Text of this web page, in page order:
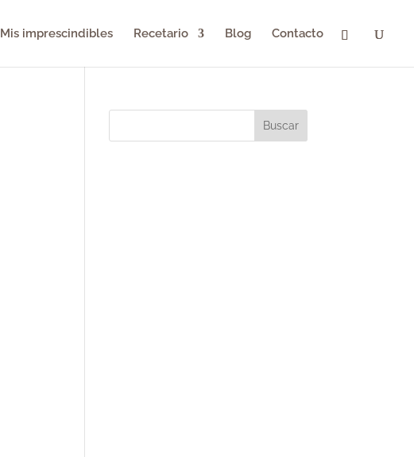
Mis imprescindibles Recetario Blog Contacto
Buscar